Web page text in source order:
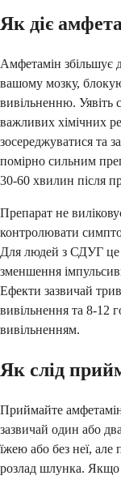
Як діє
Амфетамін збільшує
вашому мозку,
вивільненню. Уявіть
важливих хімічних
зосереджуватися та
помірно сильним
30-60 хвилин після
Препарат не
контролювати
Для людей з СДУГ це
зменшення
Ефекти зазвичай
вивільнення та 8-12
вивільненням.
Як слід
Приймайте
зазвичай один або
їжею або без неї,
розлад шлунка.